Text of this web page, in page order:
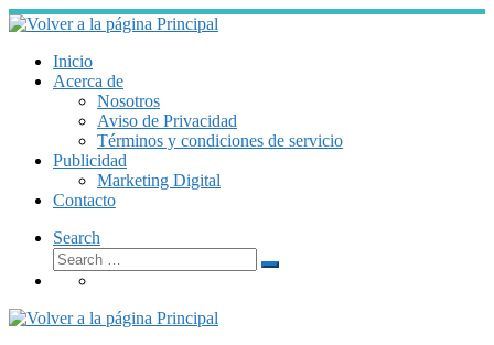
Skip
to
contentInicio
Acerca de
Nosotros
Aviso de Privacidad
Términos y condiciones de servicio
Publicidad
Marketing Digital
Contacto
Search
Search
Search